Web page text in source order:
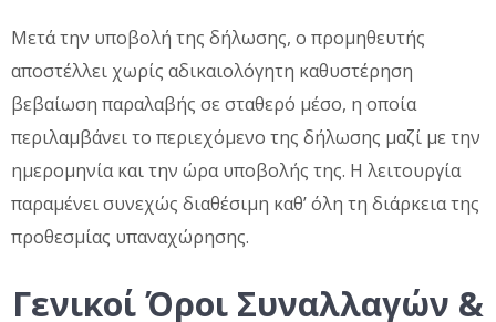
Μετά την υποβολή της δήλωσης, ο προμηθευτής
αποστέλλει χωρίς αδικαιολόγητη καθυστέρηση
βεβαίωση παραλαβής σε σταθερό μέσο, η οποία
περιλαμβάνει το περιεχόμενο της δήλωσης μαζί με την
ημερομηνία και την ώρα υποβολής της. Η λειτουργία
παραμένει συνεχώς διαθέσιμη καθ’ όλη τη διάρκεια της
προθεσμίας υπαναχώρησης.
Γενικοί Όροι Συναλλαγών &